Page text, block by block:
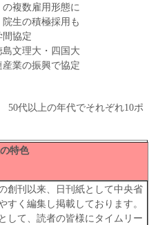
複数雇用形態に
生の積極採用も
協定
文理大・四国大
業の振興で協定
代以上の年代でそれぞれ10ポ
特色
創刊以来、日刊紙として中央省
く編集し掲載しております。
して、読者の皆様にタイムリー